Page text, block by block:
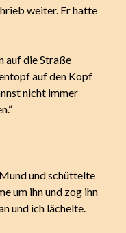
weiter. Er hatte
auf die Straße
auf den Kopf
nicht immer
und schüttelte
um ihn und zog ihn
und ich lächelte.